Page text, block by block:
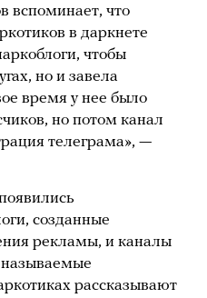
вспоминает, что
в даркнете
чтобы
но и завела
время у нее было
но потом канал
телеграма», —
созданные
рекламы, и каналы
называемые
рассказывают